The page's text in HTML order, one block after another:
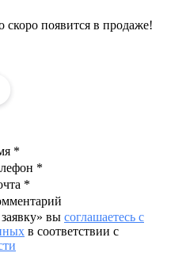
скоро появится в продаже!
*
*
*
вы соглашаетесь с
в соответствии с